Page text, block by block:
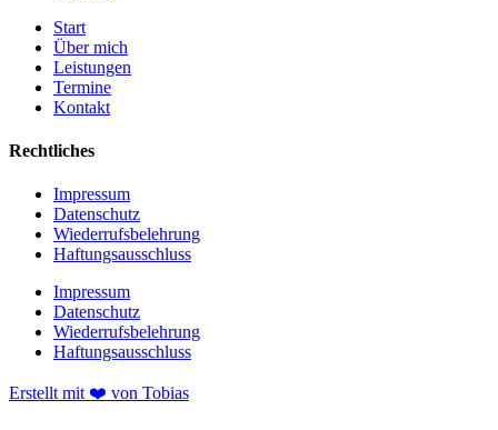
Start
Über mich
Leistungen
Termine
Kontakt
Rechtliches
Impressum
Datenschutz
Wiederrufsbelehrung
Haftungsausschluss
Impressum
Datenschutz
Wiederrufsbelehrung
Haftungsausschluss
Erstellt mit ❤️ von Tobias